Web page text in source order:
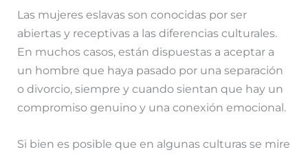
Las mujeres eslavas son conocidas por ser
abiertas y receptivas a las diferencias culturales.
En muchos casos, están dispuestas a aceptar a
un hombre que haya pasado por una separación
o divorcio, siempre y cuando sientan que hay un
compromiso genuino y una conexión emocional.
Si bien es posible que en algunas culturas se mire